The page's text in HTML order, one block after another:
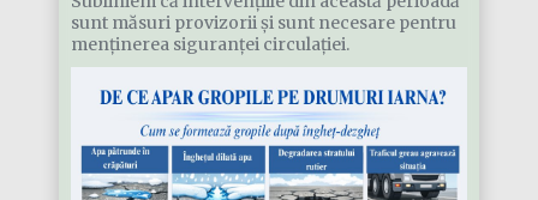
sunt măsuri provizorii și sunt necesare pentru
menținerea siguranței circulației.